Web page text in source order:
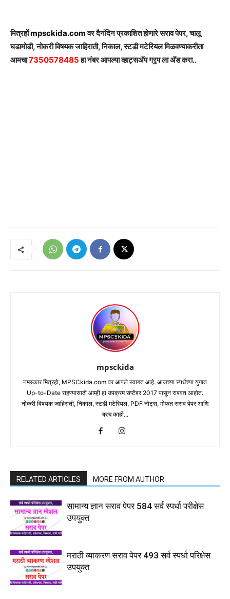
मित्रहोंmpsckida.comवर दैनंदिन प्रकाशित होणारे सराव पेपर, चालू
घडामोडी, नोकरी विषयक जाहिराती, निकाल, स्टडी मटेरियल मिळवण्याकरीता
आमचा7350578485हा नंबर आपल्या व्हाट्सअ‍ॅप ग्रृप ला अ‍ॅड करा..
mpsckida
नमस्कार मित्रहो, MPSCkida.com वर आपले स्वागत आहे. आजच्या स्पर्धेच्या युगात
Up-to-Date राहण्यासाठी आम्ही हा उपक्रम सप्टेंबर 2017 पासून राबवत आहोत.
नोकरी विषयक जाहिराती, निकाल, स्टडी मटेरियल, PDF नोट्स, मोफत सराव पेपर आणि
बरच काही...
RELATED ARTICLES MORE FROM AUTHOR
सामान्य ज्ञान सराव पेपर 584 सर्व स्पर्धा परीक्षेस
उपयुक्त
मराठी व्याकरण सराव पेपर 493 सर्व स्पर्धा परिक्षेस
उपयुक्त